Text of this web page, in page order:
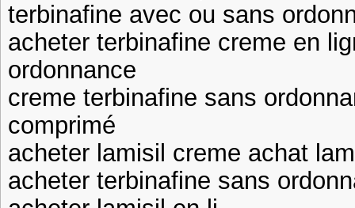
terbinafine avec ou sans
acheter terbinafine creme en
ordonnance
creme terbinafine sans
comprimé
acheter lamisil creme achat
acheter terbinafine sans